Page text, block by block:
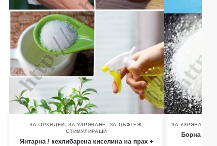
ЗА ОРХИДЕИ ,ЗА УЗРЯВАНЕ ЗА ЦЪФТЕЖ
СТИМУЛИРАЩИ
Янтарна / кехлибарена киселина на прах +
ЗА УЗРЯВАНЕ
Борна